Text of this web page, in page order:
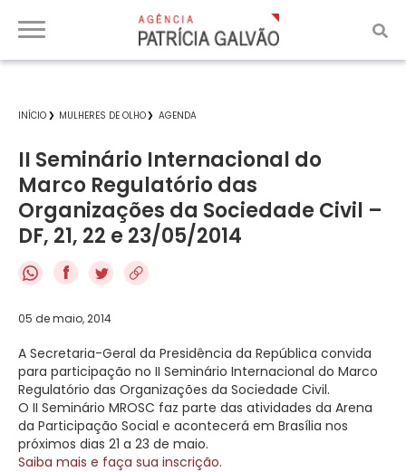
INÍCIO MULHERES DE OLHO AGENDA
II Seminário Internacional do
Marco Regulatório das
Organizações da Sociedade Civil –
DF, 21, 22 e 23/05/2014
f
05 de maio, 2014
A Secretaria-Geral da Presidência da República convida
para participação no II Seminário Internacional do Marco
Regulatório das Organizações da Sociedade Civil.
O II Seminário MROSC faz parte das atividades da Arena
da Participação Social e acontecerá em Brasília nos
próximos dias 21 a 23 de maio.
Saiba mais e faça sua inscrição.